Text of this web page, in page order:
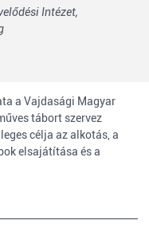
Intézet,
a Vajdasági Magyar
tábort szervez
célja az alkotás, a
elsajátítása és a